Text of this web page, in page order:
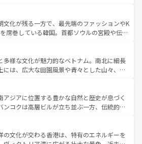
ほしい。 なお、新着のハワイ情報
一覧を参照してほしい。
ィビティも充実しており、サーフィンやダイ
キングなど、アウトドア好きにはたまらな
ラリアの多彩な魅力を存分に味わいつくそ
。
な山岳地帯である台湾東部など、都市の喧騒
さが共存しており、訪れる人に新しい発見と
してくれる。また、奥深い台湾の食文化も魅
評判のスイーツなど、バラエティ豊かな料理
が味わえる。 なお、新着の台湾情報は コンテンツ一覧を参
。
文化が残る一方で、最先端のファッションやK
席巻している韓国。首都ソウルの宮殿や伝統
を延ばせば四季折々の自然美を楽しむことが
て、キムチや焼肉、絶品のストリートフード
まな韓国料理が待っている。夜には、韓国な
れながら、韓国の多彩な魅力を心ゆくまで味
わってみてほしい。 なお、新着の韓国情報はコンテンツ一
ほしい。
多様な文化が魅力的なベトナム。南北に細長
には、広大な田園風景や青々とした山々、世
共に伝統が息づく。ハノイの古い町並みやホ
フランス統治時代の建物も、独特の雰囲気を
る。また、バラエティの豊かさとおいしさで
やバインミー、ベトナムコーヒーなどは、ぜ
いたい。どの地域を訪れてもあたたかい人々
アジアに位置する豊かな自然と歴史が息づく
ンコクは高層ビルが立ち並ぶ一方、伝統的な
している。北部ではチェンマイなどの山岳地
れ合い、南部ではプーケットやクラビの美し
の文化が交わる香港は、特有のエネルギーを